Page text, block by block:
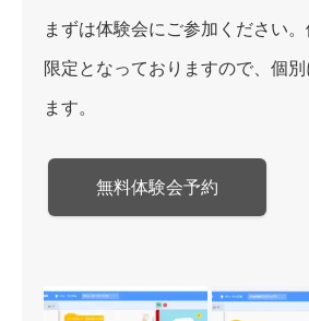
まずは体験会にご参加ください
限定となっておりますので、個
ます。
無料体験会予約